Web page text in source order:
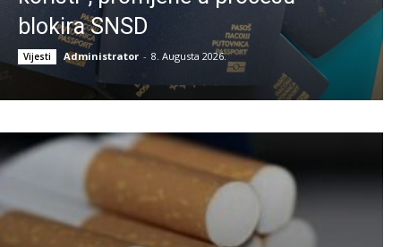
blokira SNSD
Vijesti Administrator - 8. Augusta 2026.